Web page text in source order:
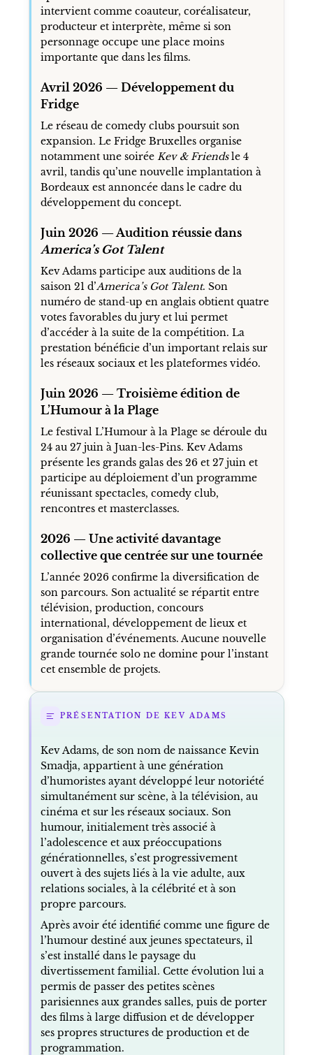
intervient comme coauteur, coréalisateur,
producteur et interprète, même si son
personnage occupe une place moins
importante que dans les films.
Avril 2026 — Développement du
Fridge
Le réseau de comedy clubs poursuit son
expansion. Le Fridge Bruxelles organise
notamment une soirée Kev & Friendsle 4
avril, tandis qu’une nouvelle implantation à
Bordeaux est annoncée dans le cadre du
développement du concept.
Juin 2026 — Audition réussie dans
America’s Got Talent
Kev Adams participe aux auditions de la
saison 21 d’America’s Got Talent. Son
numéro de stand-up en anglais obtient quatre
votes favorables du jury et lui permet
d’accéder à la suite de la compétition. La
prestation bénéficie d’un important relais sur
les réseaux sociaux et les plateformes vidéo.
Juin 2026 — Troisième édition de
L’Humour à la Plage
Le festival L’Humour à la Plage se déroule du
24 au 27 juin à Juan-les-Pins. Kev Adams
présente les grands galas des 26 et 27 juin et
participe au déploiement d’un programme
réunissant spectacles, comedy club,
rencontres et masterclasses.
2026 — Une activité davantage
collective que centrée sur une tournée
L’année 2026 confirme la diversification de
son parcours. Son actualité se répartit entre
télévision, production, concours
international, développement de lieux et
organisation d’événements. Aucune nouvelle
grande tournée solo ne domine pour l’instant
cet ensemble de projets.
PRÉSENTATION DE KEV ADAMS
Kev Adams, de son nom de naissance Kevin
Smadja, appartient à une génération
d’humoristes ayant développé leur notoriété
simultanément sur scène, à la télévision, au
cinéma et sur les réseaux sociaux. Son
humour, initialement très associé à
l’adolescence et aux préoccupations
générationnelles, s’est progressivement
ouvert à des sujets liés à la vie adulte, aux
relations sociales, à la célébrité et à son
propre parcours.
Après avoir été identifié comme une figure de
l’humour destiné aux jeunes spectateurs, il
s’est installé dans le paysage du
divertissement familial. Cette évolution lui a
permis de passer des petites scènes
parisiennes aux grandes salles, puis de porter
des films à large diffusion et de développer
ses propres structures de production et de
programmation.